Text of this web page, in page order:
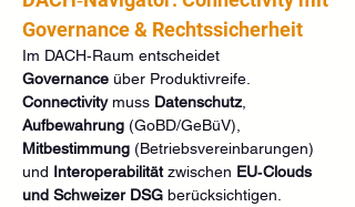
Governance & Rechtssicherheit
Im DACH‑Raum entscheidet
Governance über Produktivreife.
Connectivity muss Datenschutz
Aufbewahrung (GoBD/GeBüV),
Mitbestimmung (Betriebsvereinbarungen)
und Interoperabilität zwischen EU‑Clouds
und Schweizer DSG berücksichtigen.